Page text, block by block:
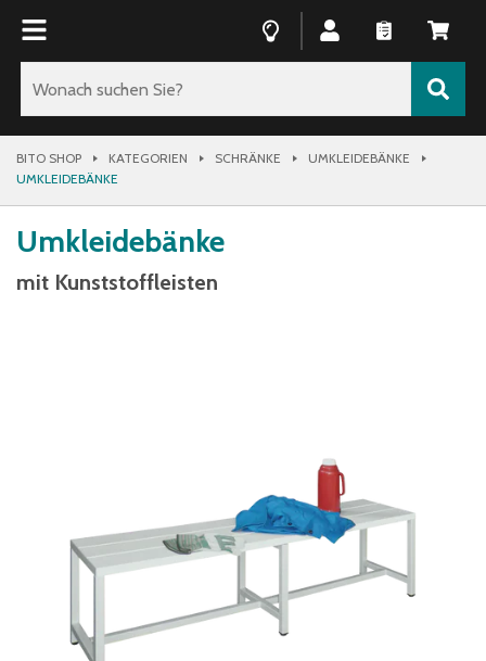
BITO SHOP KATEGORIEN SCHRÄNKE
UMKLEIDEBÄNKE
UMKLEIDEBÄNKE
Umkleidebänke
mit Kunststoffleisten